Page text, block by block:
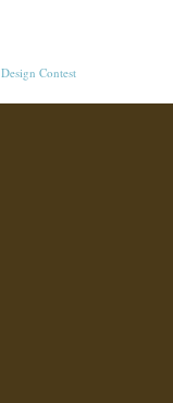
Design Contest